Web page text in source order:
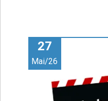
Video27
Mai/26